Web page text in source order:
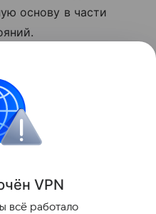
основу в части
картину поведения
ён VPN
всё работало